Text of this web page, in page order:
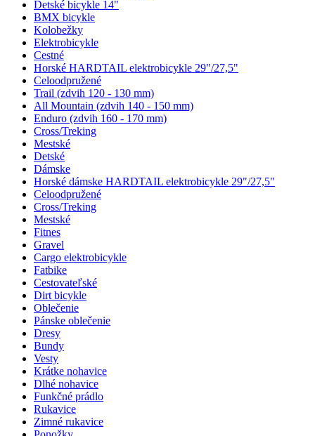
Detské bicykle 14"
BMX bicykle
Kolobežky
Elektrobicykle
Cestné
Horské HARDTAIL elektrobicykle 29"/27,5"
Celoodpružené
Trail (zdvih 120 - 130 mm)
All Mountain (zdvih 140 - 150 mm)
Enduro (zdvih 160 - 170 mm)
Cross/Treking
Mestské
Detské
Dámske
Horské dámske HARDTAIL elektrobicykle 29"/27,5"
Celoodpružené
Cross/Treking
Mestské
Fitnes
Gravel
Cargo elektrobicykle
Fatbike
Cestovateľské
Dirt bicykle
Oblečenie
Pánske oblečenie
Dresy
Bundy
Vesty
Krátke nohavice
Dlhé nohavice
Funkčné prádlo
Rukavice
Zimné rukavice